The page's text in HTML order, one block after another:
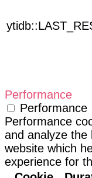
Performance
Performance
Performance
and analyze the
website which
experience for